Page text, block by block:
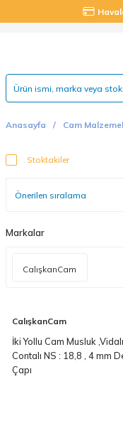
Anasayfa Cam
Stoktakiler
Markalar
CalışkanCam
CalışkanCam
İki Yollu Cam Musluk
Contalı NS : 18,8 , 4 mm
Çapı